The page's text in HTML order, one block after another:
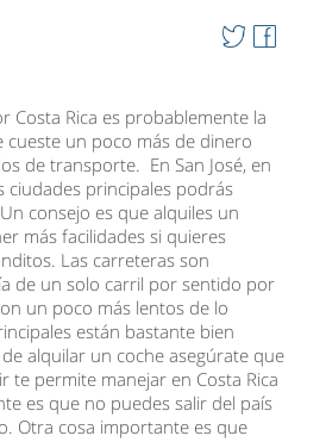
Costa Rica es probablemente la
un poco más de dinero
de transporte. En San José, en
ciudades principales podrás
consejo es que alquiles un
más facilidades si quieres
Las carreteras son
de un solo carril por sentido por
un poco más lentos de lo
están bastante bien
alquilar un coche asegúrate que
te permite manejar en Costa Rica
es que no puedes salir del país
Otra cosa importante es que